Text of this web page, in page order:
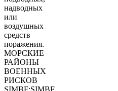
надводных
или
воздушных
средств
поражения.
МОРСКИЕ
РАЙОНЫ
ВОЕННЫХ
РИСКОВ
SIMBF:SIMBF